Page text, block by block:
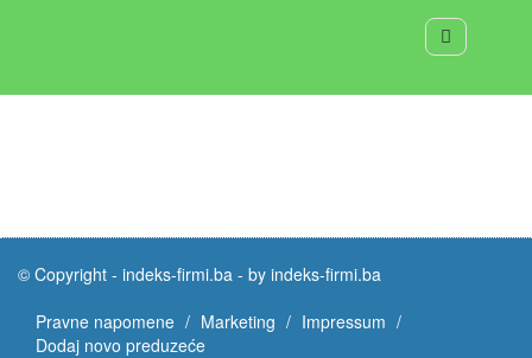
© Copyright - indeks-firmi.ba - by indeks-firmi.ba
Pravne napomene
Marketing
Impressum
Dodaj novo preduzeće